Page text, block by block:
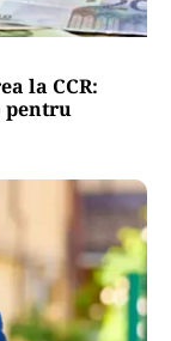
la CCR:
pentru